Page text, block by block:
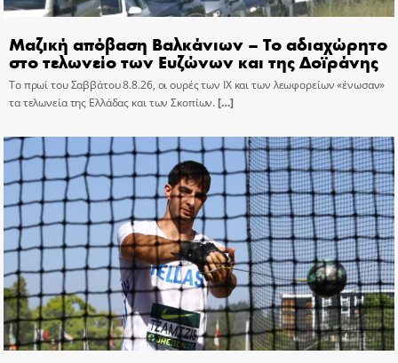
Μαζική απόβαση Βαλκάνιων – Το αδιαχώρητο
στο τελωνείο των Ευζώνων και της Δοϊράνης
Το πρωί του Σαββάτου 8.8.26, οι ουρές των ΙΧ και των λεωφορείων «ένωσαν»
τα τελωνεία της Ελλάδας και των Σκοπίων.[…]